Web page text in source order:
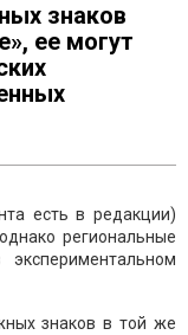
знаков
ее могут
есть в редакции)
региональные
знаков в той же